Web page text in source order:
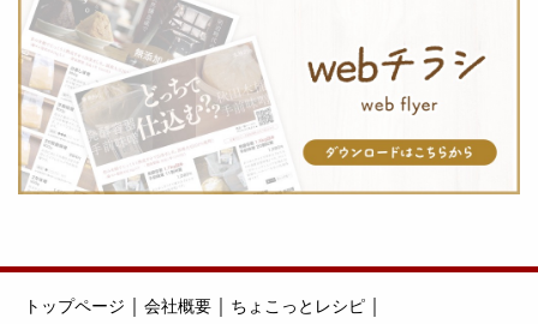
トップページ ｜ 会社概要 ｜ ちょこっとレシピ ｜